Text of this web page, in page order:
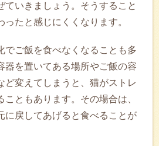
ていきましょう。そうすること
たと感じにくくなります。
でご飯を食べなくなることも多
器を置いてある場所やご飯の容
ど変えてしまうと、猫がストレ
ともあります。その場合は、
に戻してあげると食べることが